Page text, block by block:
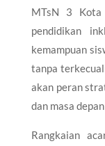
MTsN 3 Kota
pendidikan
kemampuan
tanpa
akan peran
dan masa
Rangkaian